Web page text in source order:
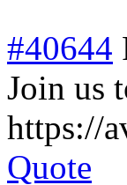
#40644
Join us
https://
Quote